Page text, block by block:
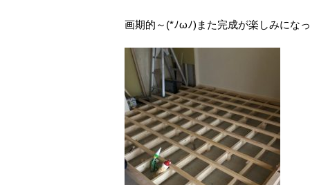
画期的～(*ﾉωﾉ)また完成が楽しみにな